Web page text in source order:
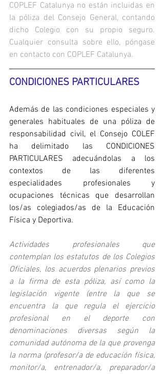
COPLEF Catalunya no están incluidas en
la póliza del Consejo General, contando
dicho Colegio con su propio seguro.
Cualquier consulta sobre ello, póngase
en contacto con COPLEF Catalunya.
CONDICIONES PARTICULARES
Además de las condiciones especiales y
generales habituales de una póliza de
responsabilidad civil, el Consejo COLEF
ha delimitado las CONDICIONES
PARTICULARES adecuándolas a los
contextos de las diferentes
especialidades profesionales y
ocupaciones técnicas que desarrollan
los/as colegiados/as de la Educación
Física y Deportiva.
Actividades profesionales que
contemplan los estatutos de los Colegios
Oficiales, los acuerdos plenarios previos
a la firma de esta póliza, así como la
legislación vigente (entre la que se
encuentra la que regula el ejercicio
profesional en el deporte con
denominaciones diversas según la
comunidad autónoma de la que provenga
la norma (profesor/a de educación física,
monitor/a, entrenador/a, preparador/a